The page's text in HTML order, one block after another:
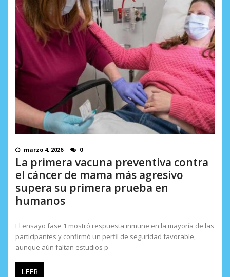
marzo 4, 2026 0
La primera vacuna preventiva contra
el cáncer de mama más agresivo
supera su primera prueba en
humanos
El ensayo fase 1 mostró respuesta inmune en la mayoría de las
participantes y confirmó un perfil de seguridad favorable,
aunque aún faltan estudios p
LEER